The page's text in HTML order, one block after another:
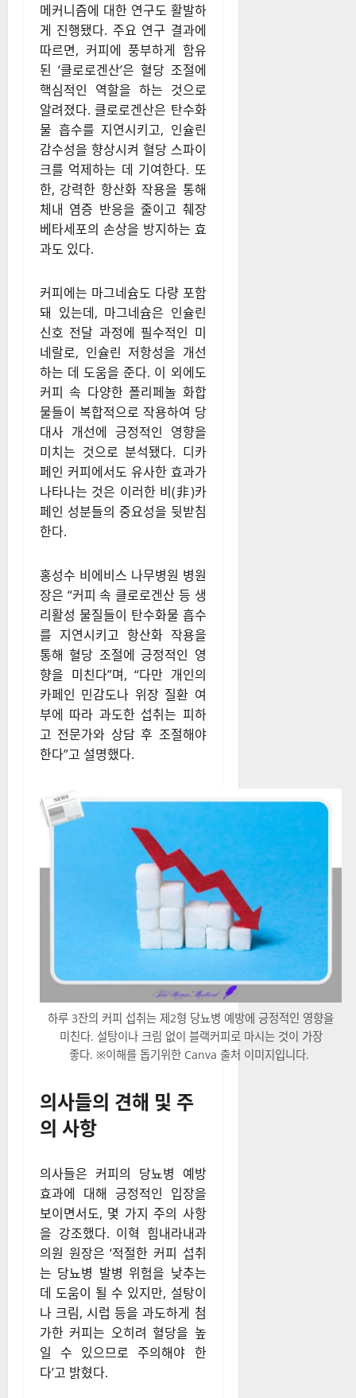
메커니즘에 대한 연구도 활발하
게 진행됐다. 주요 연구 결과에
따르면, 커피에 풍부하게 함유
된 ‘클로로겐산’은 혈당 조절에
핵심적인 역할을 하는 것으로
알려졌다. 클로로겐산은 탄수화
물 흡수를 지연시키고, 인슐린
감수성을 향상시켜 혈당 스파이
크를 억제하는 데 기여한다. 또
한, 강력한 항산화 작용을 통해
체내 염증 반응을 줄이고 췌장
베타세포의 손상을 방지하는 효
과도 있다.
커피에는 마그네슘도 다량 포함
돼 있는데, 마그네슘은 인슐린
신호 전달 과정에 필수적인 미
네랄로, 인슐린 저항성을 개선
하는 데 도움을 준다. 이 외에도
커피 속 다양한 폴리페놀 화합
물들이 복합적으로 작용하여 당
대사 개선에 긍정적인 영향을
미치는 것으로 분석됐다. 디카
페인 커피에서도 유사한 효과가
나타나는 것은 이러한 비(非)카
페인 성분들의 중요성을 뒷받침
한다.
홍성수 비에비스 나무병원 병원
장은 “커피 속 클로로겐산 등 생
리활성 물질들이 탄수화물 흡수
를 지연시키고 항산화 작용을
통해 혈당 조절에 긍정적인 영
향을 미친다”며, “다만 개인의
카페인 민감도나 위장 질환 여
부에 따라 과도한 섭취는 피하
고 전문가와 상담 후 조절해야
한다”고 설명했다.
하루 3잔의 커피 섭취는 제2형 당뇨병 예방에 긍정적인 영향을
미친다. 설탕이나 크림 없이 블랙커피로 마시는 것이 가장
좋다. ※이해를 돕기위한 Canva 출처 이미지입니다.
의사들의 견해 및 주
의 사항
의사들은 커피의 당뇨병 예방
효과에 대해 긍정적인 입장을
보이면서도, 몇 가지 주의 사항
을 강조했다. 이혁 힘내라내과
의원 원장은 ‘적절한 커피 섭취
는 당뇨병 발병 위험을 낮추는
데 도움이 될 수 있지만, 설탕이
나 크림, 시럽 등을 과도하게 첨
가한 커피는 오히려 혈당을 높
일 수 있으므로 주의해야 한
다’고 밝혔다.